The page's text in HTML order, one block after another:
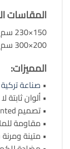
المقاسات
150×230 سم
200×300 سم
المميزات:
• صناعة تركية
• ألوان ثابتة
• تصميم Pan Pointed يمنح مظهراً أنيقاً وفاخراً.
• مقاومة
• متينة